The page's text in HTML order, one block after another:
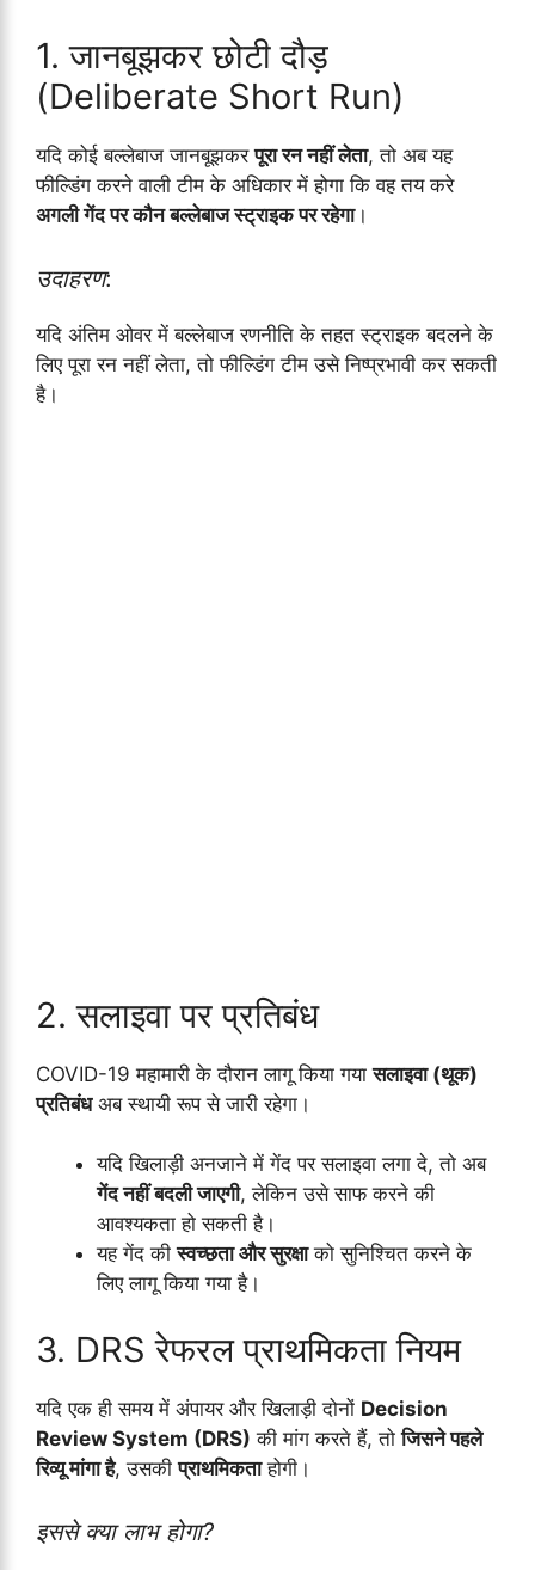
1. जानबूझकर छोटी दौड़
(Deliberate Short Run)
यदि कोई बल्लेबाज जानबूझकरपूरा रन नहीं लेता, तो अब यह
फील्डिंग करने वाली टीम के अधिकार में होगा कि वह तय करे
अगली गेंद पर कौन बल्लेबाज स्ट्राइक पर रहेगा।
उदाहरण:
यदि अंतिम ओवर में बल्लेबाज रणनीति के तहत स्ट्राइक बदलने के
लिए पूरा रन नहीं लेता, तो फील्डिंग टीम उसे निष्प्रभावी कर सकती
है।
2. सलाइवा पर प्रतिबंध
COVID-19 महामारी के दौरान लागू किया गयासलाइवा (थूक)
प्रतिबंधअब स्थायी रूप से जारी रहेगा।
यदि खिलाड़ी अनजाने में गेंद पर सलाइवा लगा दे, तो अब
गेंद नहीं बदली जाएगी, लेकिन उसे साफ करने की
आवश्यकता हो सकती है।
यह गेंद कीस्वच्छता और सुरक्षाको सुनिश्चित करने के
लिए लागू किया गया है।
3. DRS रेफरल प्राथमिकता नियम
यदि एक ही समय में अंपायर और खिलाड़ी दोनों Decision
Review System (DRS) की मांग करते हैं, तोजिसने पहले
रिव्यू मांगा है, उसकीप्राथमिकताहोगी।
इससे क्या लाभ होगा?